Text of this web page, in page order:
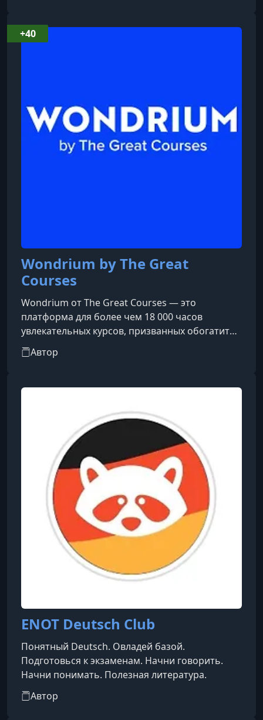
и ничего лишнего. Объясняет материал так же
ясно, как на видео, но медленнее, чтобы
Wondrium by The Great
Courses
Wondrium от The Great Courses — это
платформа для более чем 18 000 часов
увлекательных курсов, призванных обогатить
и улучшить вашу жизнь. Академически
всеобъемлющие и неустанно увлекательные,
протяжении всей жизни встретиться лицом к
профильными экспертами по самым разным
темам: от науки и истории до философии и
религии, путешествий и профессионального
роста. Всегда без рекл
Автор
+40
ENOT Deutsch Club
Понятный Deutsch. Овладей базой.
Подготовься к экзаменам. Начни говорить.
Начни понимать. Полезная литература.
Автор